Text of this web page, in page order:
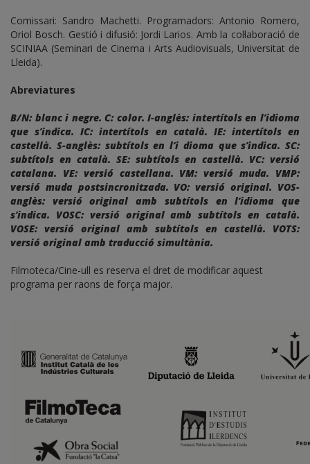
Comissari: Sandro Machetti. Programadors: Antonio Romero,
Oriol Bosch. Gestió i difusió: Jordi Larios. Amb la col·laboració de
SCINIAA (Seminari de Cinema i Arts Audiovisuals, Universitat de
Lleida).
Abreviatures
B/N: blanc i negre. C: color. I-anglès: intertítols en l’idioma
que s’indica. IC: intertítols en català. IE: intertítols en
castellà. S-anglès: subtítols en l’i dioma que s’indica. SC:
subtítols en català. SE: subtítols en castellà. VC: versió
catalana. VE: versió castellana. VM: versió muda. VMP:
versió muda postsincronitzada. VO: versió original. VOS-
anglès: versió original amb subtítols en l’idioma que
s’indica. VOSC: versió original amb subtítols en català.
VOSE: versió original amb subtítols en castellà. VOTS:
versió original amb traducció simultània.
Filmoteca/Cine-ull es reserva el dret de modificar aquest
programa per raons de força major.